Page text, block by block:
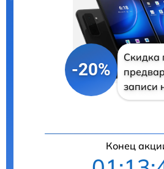
-20%
Скидка
записи
Конец